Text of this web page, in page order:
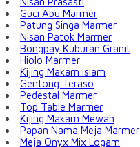
Guci Abu Marmer
Patung Singa Marmer
Nisan Patok Marmer
Bongpay Kuburan Granit
Hiolo Marmer
Kijing Makam Islam
Gentong Teraso
Pedestal Marmer
Top Table Marmer
Kijing Makam Mewah
Papan Nama Meja Marmer
Meja Onyx Mix Logam